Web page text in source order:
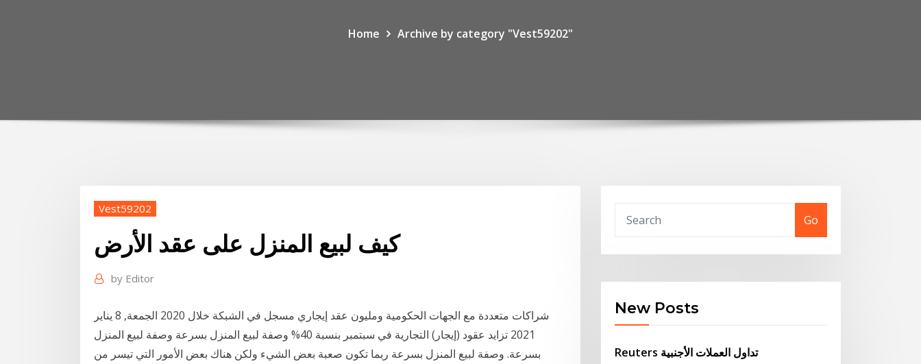
Home Archive by category "Vest59202"
Vest59202
كيف لبيع المنزل على عقد الأرض
by Editor
شراكات متعددة مع الجهات الحكومية ومليون عقد إيجاري مسجل في الشبكة خلال 2020 الجمعة, 8 يناير
2021 تزايد عقود (إيجار) التجارية في سبتمبر بنسبة 40% وصفة لبيع المنزل بسرعة وصفة لبيع المنزل
بسرعة. وصفة لبيع المنزل بسرعة ربما تكون صعبة بعض الشيء ولكن هناك بعض الأمور التي تيسر من
Go
New Posts
Reuters تداول العملات الأجنبية